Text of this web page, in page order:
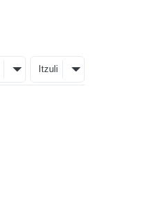
Itzuli